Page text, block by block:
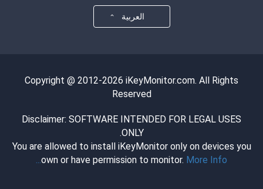
العربية
Copyright @ 2012-2026 iKeyMonitor.com. All Rights
Reserved
Disclaimer: SOFTWARE INTENDED FOR LEGAL USES
ONLY.
You are allowed to install iKeyMonitor only on devices you
own or have permission to monitor. More Info...